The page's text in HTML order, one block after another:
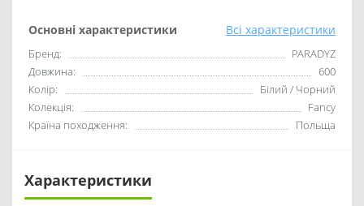
Основні характеристики Всі характеристики
Бренд:
PARADYZ
Довжина:
600
Колір:
Білий / Чорний
Колекція:
Fancy
Країна походження:
Польща
Характеристики